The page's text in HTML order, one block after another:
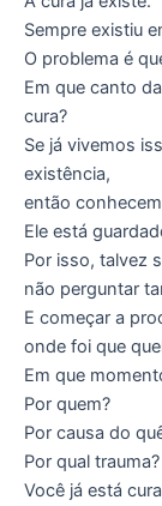
Sempre existiu
O problema é
Em que canto
cura?
Se já vivemos
existência,
então
Ele está
Por isso, talvez
não perguntar
E começar a
onde foi que
Em que
Por quem?
Por causa do
Por qual trauma?
Você já está